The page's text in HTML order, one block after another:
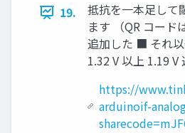
19.
抵抗を一本足して
ます （QR コー
追加した ■ それ
1.32 V 以上 1.19
https://
arduinoif-